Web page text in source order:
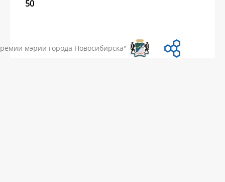
50
мэрии города Новосибирска"